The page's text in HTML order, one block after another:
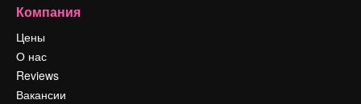
Компания
Цены
О нас
Reviews
Вакансии